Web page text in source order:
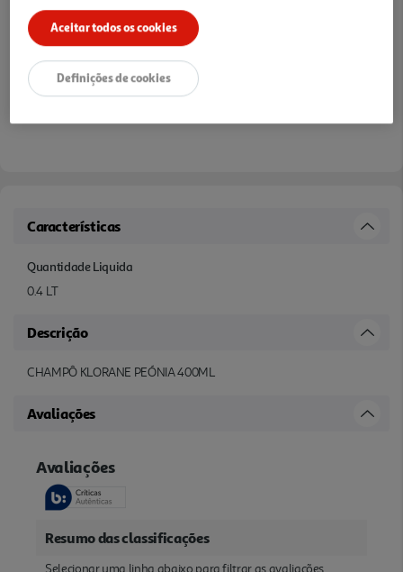
Notas de preparação
Características
Quantidade Liquida
0.4 LT
Descrição
CHAMPÔ KLORANE PEÓNIA 400ML
Avaliações
Aceitar todos os cookies
Definições de cookies